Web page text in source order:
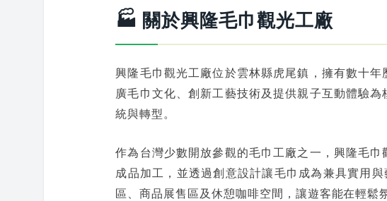
🏭 關於興隆毛巾觀光工廠
興隆毛巾觀光工廠位於雲林縣虎尾鎮，擁有數十
廣毛巾文化、創新工藝技術及提供親子互動體驗
統與轉型。
作為台灣少數開放參觀的毛巾工廠之一，興隆毛
成品加工，並透過創意設計讓毛巾成為兼具實用
區、商品展售區及休憩咖啡空間，讓遊客能在輕鬆